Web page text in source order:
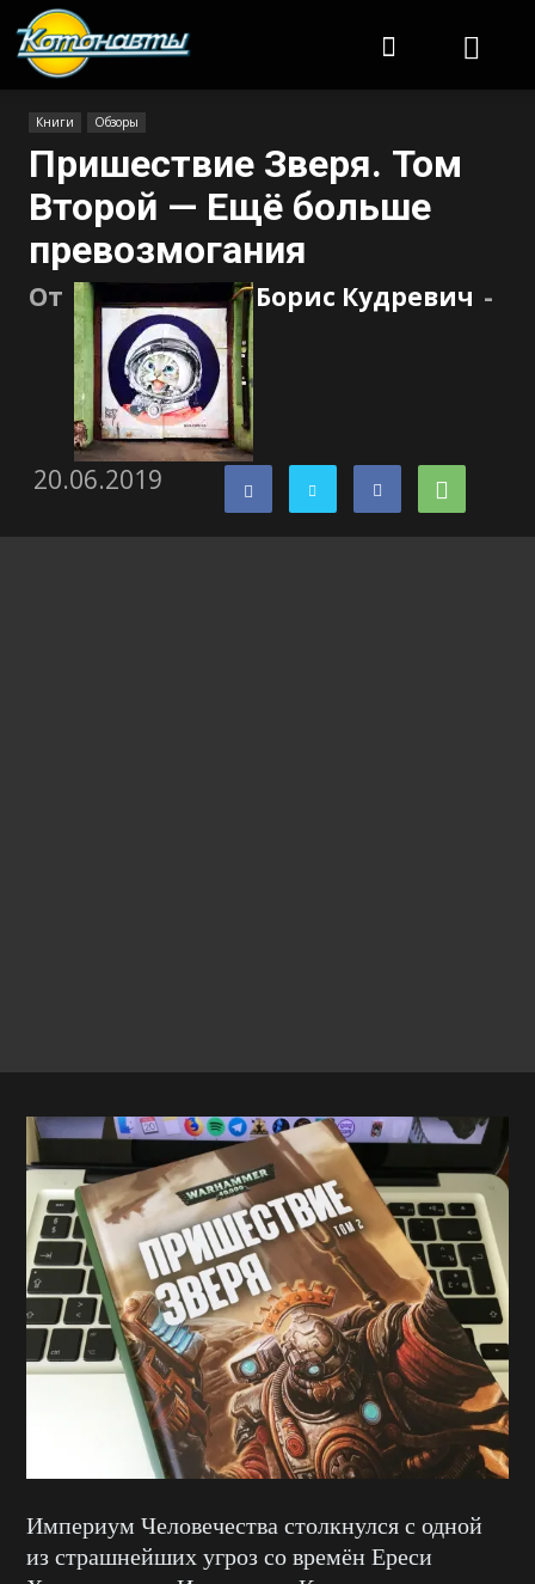
Книги Обзоры
Пришествие Зверя. Том
Второй — Ещё больше
превозмогания
От Борис Кудревич -
20.06.2019
Империум Человечества столкнулся с одной
из страшнейших угроз со времён Ереси